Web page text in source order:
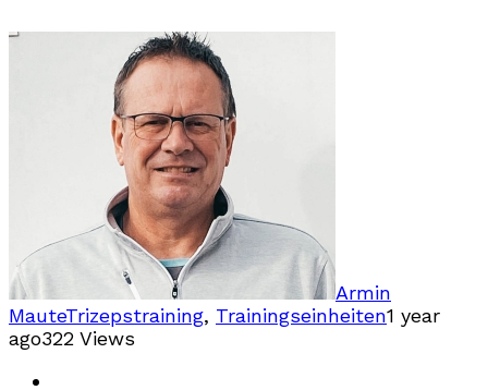
Armin
MauteTrizepstraining, Trainingseinheiten1 year
ago322 Views